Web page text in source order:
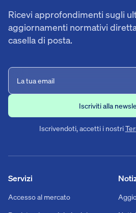
Ricevi approfondimenti sugli
aggiornamenti normativi
casella di posta.
Iscrivendoti, accetti i nostri
Servizi
Accesso al mercato